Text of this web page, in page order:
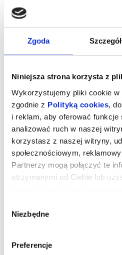
Zgoda
Niniejsza strona korzysta z
Wykorzystujemy pliki cookie w
zgodnie z Polityką cookies ,
i reklam, aby oferować funkcje
analizować ruch w naszej
korzystasz z naszej witryny,
społecznościowym,
Partnerzy mogą połączyć te
otrzymanymi od Ciebie lub
zgody
Niezbędne
Preferencje
Marty, w którego marzenia nikt nie
niczym, by rzucić świat na kolana.
Nominowany do Oscara Timothee